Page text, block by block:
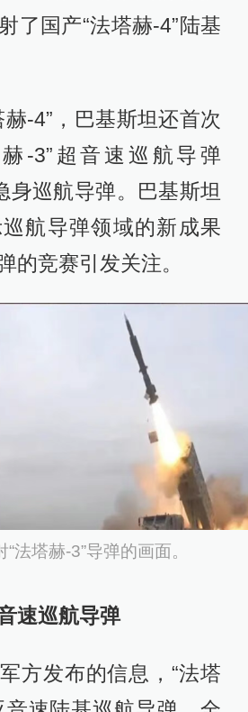
了国产“法塔赫-4”陆基
赫-4”，巴基斯坦还首次
-3”超音速巡航导弹
身巡航导弹。巴基斯坦
航导弹领域的新成果
的竞赛引发关注。
法塔赫-3”导弹的画面。
速巡航导弹
方发布的信息，“法塔